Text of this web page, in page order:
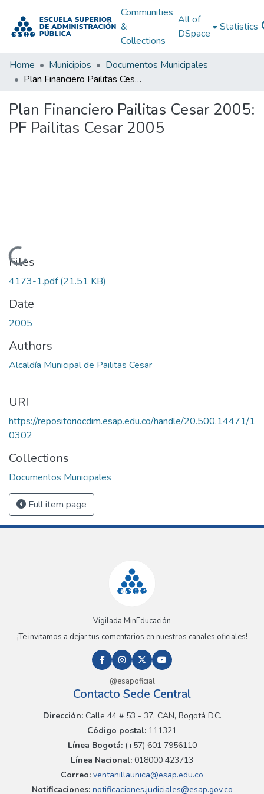
Communities
&
Collections
All of
DSpace
Statistics
Home Municipios
Documentos Municipales
Plan Financiero Pailitas Cesar 2005: PF Pailitas Cesar 2005
Plan Financiero Pailitas Cesar 2005:
PF Pailitas Cesar 2005
Loading...
Files
4173-1.pdf(21.51 KB)
Date
2005
Authors
Alcaldía Municipal de Pailitas Cesar
URI
https://repositoriocdim.esap.edu.co/handle/20.500.14471/1
0302
Collections
Documentos Municipales
Full item page
Vigilada MinEducación
¡Te invitamos a dejar tus comentarios en nuestros canales oficiales!
@esapoficial
Contacto Sede Central
Dirección:Calle 44 # 53 - 37, CAN, Bogotá D.C.
Código postal: 111321
Línea Bogotá:(+57) 601 7956110
Línea Nacional: 018000 423713
Correo: ventanillaunica@esap.edu.co
Notificaciones:notificaciones.judiciales@esap.gov.co